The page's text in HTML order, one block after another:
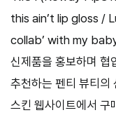
this ain’t lip gloss /
collab’ with my baby
신제품을 홍보하며 협
추천하는 펜티 뷰티의
스킨 웹사이트에서 구